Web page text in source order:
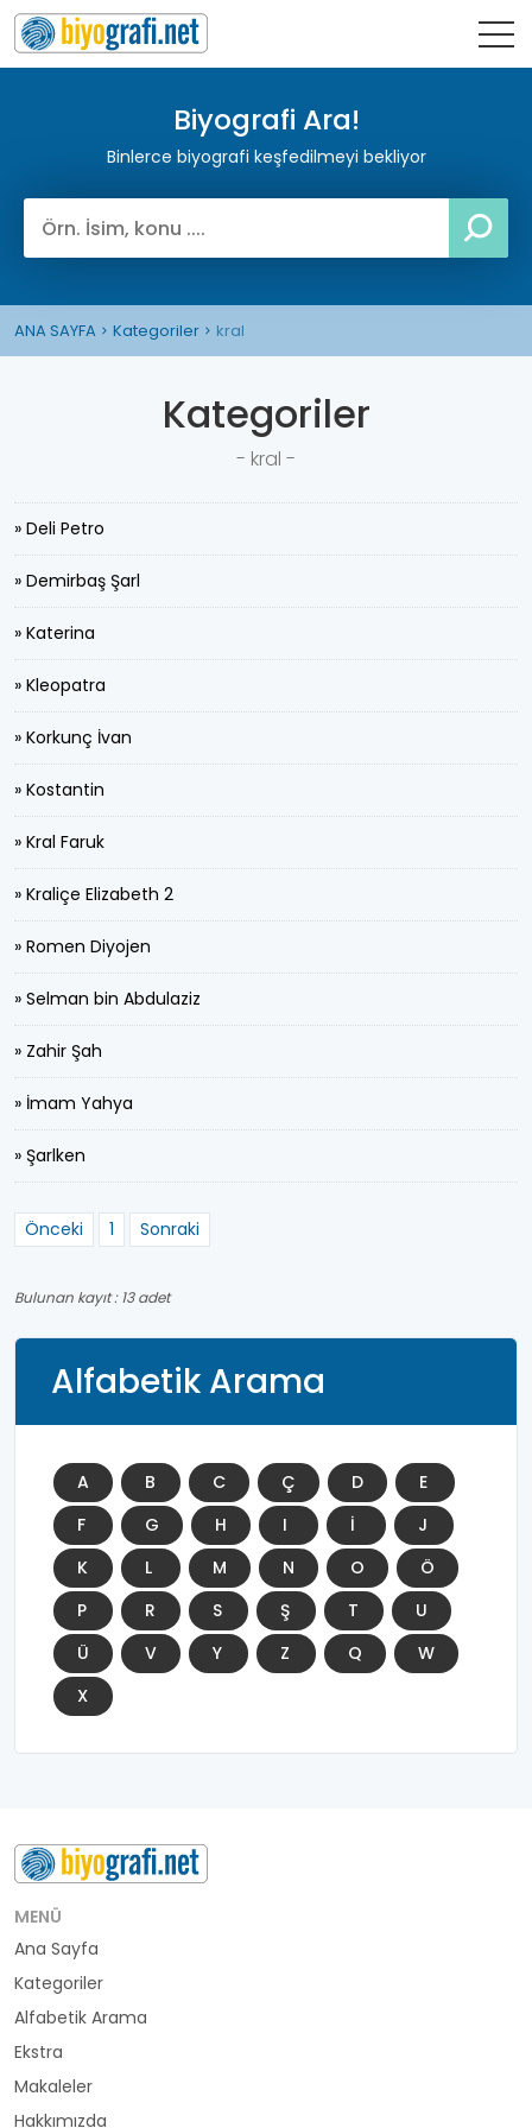
Biyografi Ara!
Binlerce biyografi keşfedilmeyi bekliyor
ANA SAYFA Kategoriler kral
Kategoriler
- kral -
» Deli Petro
» Demirbaş Şarl
» Katerina
» Kleopatra
» Korkunç İvan
» Kostantin
» Kral Faruk
» Kraliçe Elizabeth 2
» Romen Diyojen
» Selman bin Abdulaziz
» Zahir Şah
» İmam Yahya
» Şarlken
Önceki 1 Sonraki
Bulunan kayıt : 13 adet
Alfabetik Arama
A B C Ç D
E
F
G H I İ
J
K
L M N O
Ö
P
R S Ş T
U
Ü
V Y Z Q
W
X
MENÜ
Ana Sayfa
Kategoriler
Alfabetik Arama
Ekstra
Makaleler
Hakkımızda